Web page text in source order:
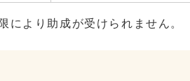
より助成が受けられません。